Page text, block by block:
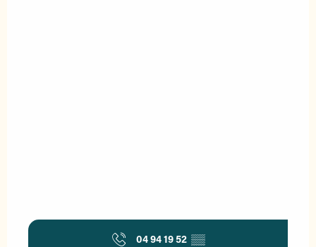
04 94 19 52 ▒▒